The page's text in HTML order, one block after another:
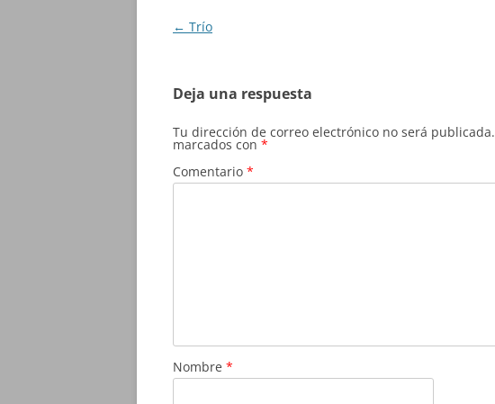
Navegación
← Trío
Deja una respuesta
Tu dirección de correo electrónico no será publicada.
marcados con *
Comentario *
Nombre *